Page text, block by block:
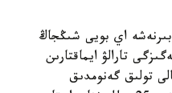
بىرنەشە اي بويى شىڭجاڭ
تارالۋ ايماقتارىن
ساپالى تولىق گەنومدىق